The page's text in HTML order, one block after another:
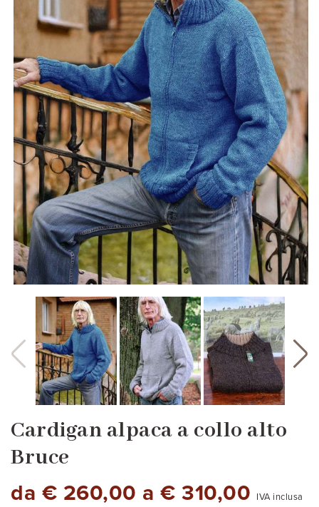
Cardigan alpaca a collo alto
Bruce
da € 260,00 a € 310,00 IVA inclusa